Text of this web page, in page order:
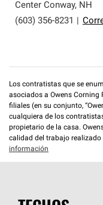
Center Conway, NH
(603) 356-8231
Los contratistas que se
asociados a Owens Corning
filiales (en su conjunto,
cualquiera de los
propietario de la casa.
calidad del trabajo
información